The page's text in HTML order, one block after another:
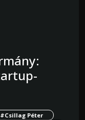
#Csillag Péter